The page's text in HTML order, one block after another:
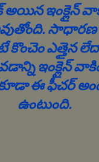
ఇంక్లైన్
సాధారణ
కొంచెం ఎత్తైన
ఇంక్లైన్
ఈ ఫీచర్